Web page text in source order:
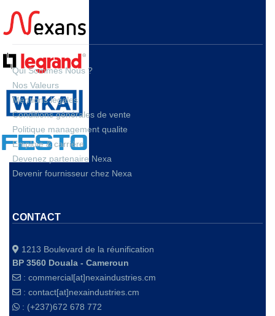
A PROPOS
Qui Sommes Nous ?
Nos Valeurs
Mentions legales
Conditions générales de vente
Politique management qualite
Emploie & carrière
Devenez partenaire Nexa
Devenir fournisseur chez Nexa
CONTACT
1213 Boulevard de la réunification
BP 3560 Douala - Cameroun
: commercial[at]nexaindustries.cm
: contact[at]nexaindustries.cm
: (+237)672 678 772